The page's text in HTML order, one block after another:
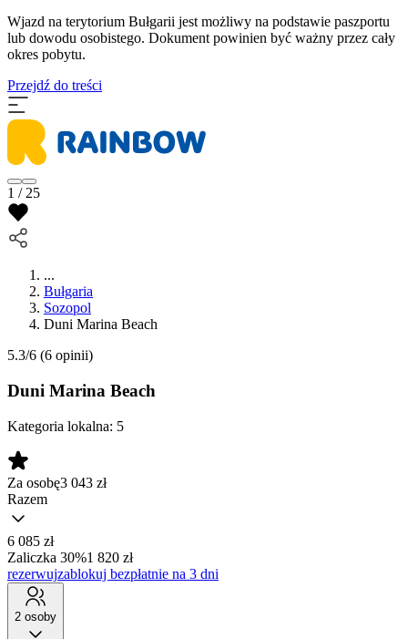
Wjazd na terytorium Bułgarii jest możliwy na podstawie paszportu
lub dowodu osobistego. Dokument powinien być ważny przez cały
okres pobytu.
Przejdź do treści
1 / 25
...
Bułgaria
Sozopol
Duni Marina Beach
5.3/6 (6 opinii)
Duni Marina Beach
Kategoria lokalna: 5
Za osobę3 043 zł
Razem
6 085 zł
Zaliczka 30%1 820 zł
rezerwujzablokuj bezpłatnie na 3 dni
2 osoby